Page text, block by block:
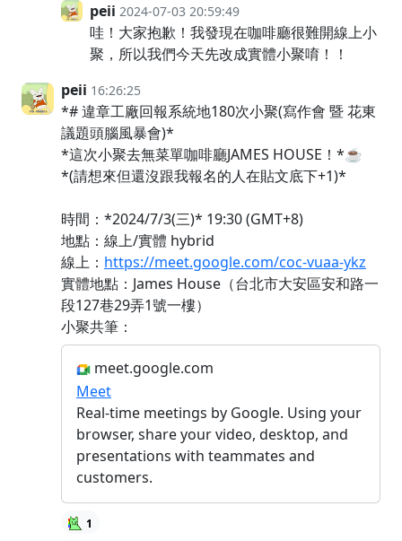
peii 2024-07-03 20:59:49
哇！大家抱歉！我發現在咖啡廳很難開線上小
聚，所以我們今天先改成實體小聚唷！！
peii 16:26:25
*# 違章工廠回報系統地180次小聚(寫作會 暨 花東
議題頭腦風暴會)*
*這次小聚去無菜單咖啡廳JAMES HOUSE！*☕
*(請想來但還沒跟我報名的人在貼文底下+1)*
時間：*2024/7/3(三)* 19:30 (GMT+8)
地點：線上/實體 hybrid
線上： https://meet.google.com/coc-vuaa-ykz
實體地點：James House（台北市大安區安和路一
段127巷29弄1號一樓）
小聚共筆：
meet.google.com
Meet
Real-time meetings by Google. Using your
browser, share your video, desktop, and
presentations with teammates and
customers.
1